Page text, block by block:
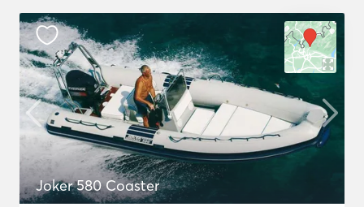
Joker 580 Coaster